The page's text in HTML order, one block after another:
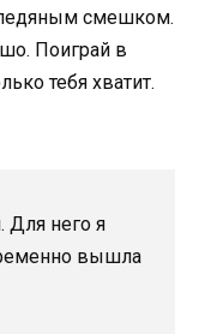
смешком.
Поиграй в
тебя хватит.
Для него я
вышла